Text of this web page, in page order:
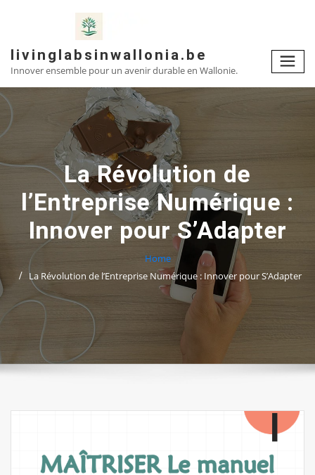
livinglabsinwallonia.be
Innover ensemble pour un avenir durable en Wallonie.
La Révolution de
l’Entreprise Numérique :
Innover pour S’Adapter
Home
La Révolution de l’Entreprise Numérique : Innover pour S’Adapter